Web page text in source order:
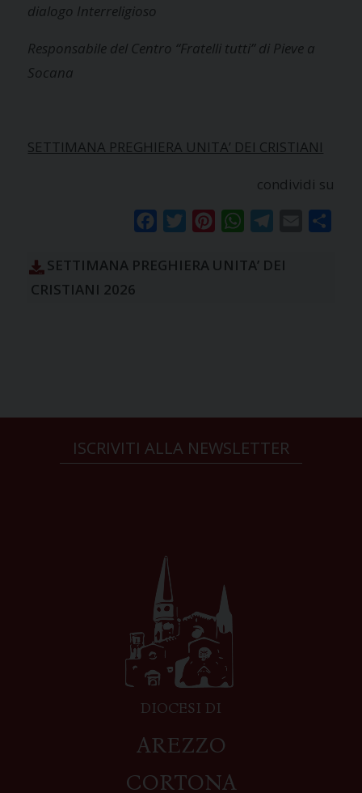
dialogo Interreligioso
Responsabile del Centro “Fratelli tutti” di Pieve a
Socana
SETTIMANA PREGHIERA UNITA’ DEI CRISTIANI
condividi su
FacebookTwitterPinterestWhatsAppTelegram
Email
SETTIMANA PREGHIERA UNITA’ DEI
CRISTIANI 2026
ISCRIVITI ALLA NEWSLETTER
DIOCESI DI
AREZZO
CORTONA